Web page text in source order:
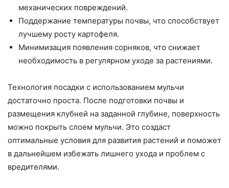
механических повреждений.
Поддержание температуры почвы, что способствует
лучшему росту картофеля.
Минимизация появления сорняков, что снижает
необходимость в регулярном уходе за растениями.
Технология посадки с использованием мульчи
достаточно проста. После подготовки почвы и
размещения клубней на заданной глубине, поверхность
можно покрыть слоем мульчи. Это создаст
оптимальные условия для развития растений и поможет
в дальнейшем избежать лишнего ухода и проблем с
вредителями.